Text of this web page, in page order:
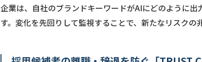
企業は、自社のブランドキーワードがAIにどのように
す。変化を先回りして監視することで、新たなリスクの